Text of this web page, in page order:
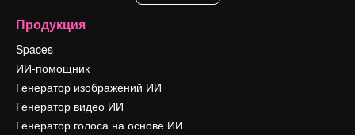
Продукция
Spaces
ИИ-помощник
Генератор изображений ИИ
Генератор видео ИИ
Генератор голоса на основе ИИ